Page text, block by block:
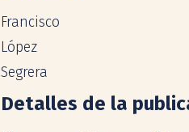
Francisco
López
Segrera
Detalles de la